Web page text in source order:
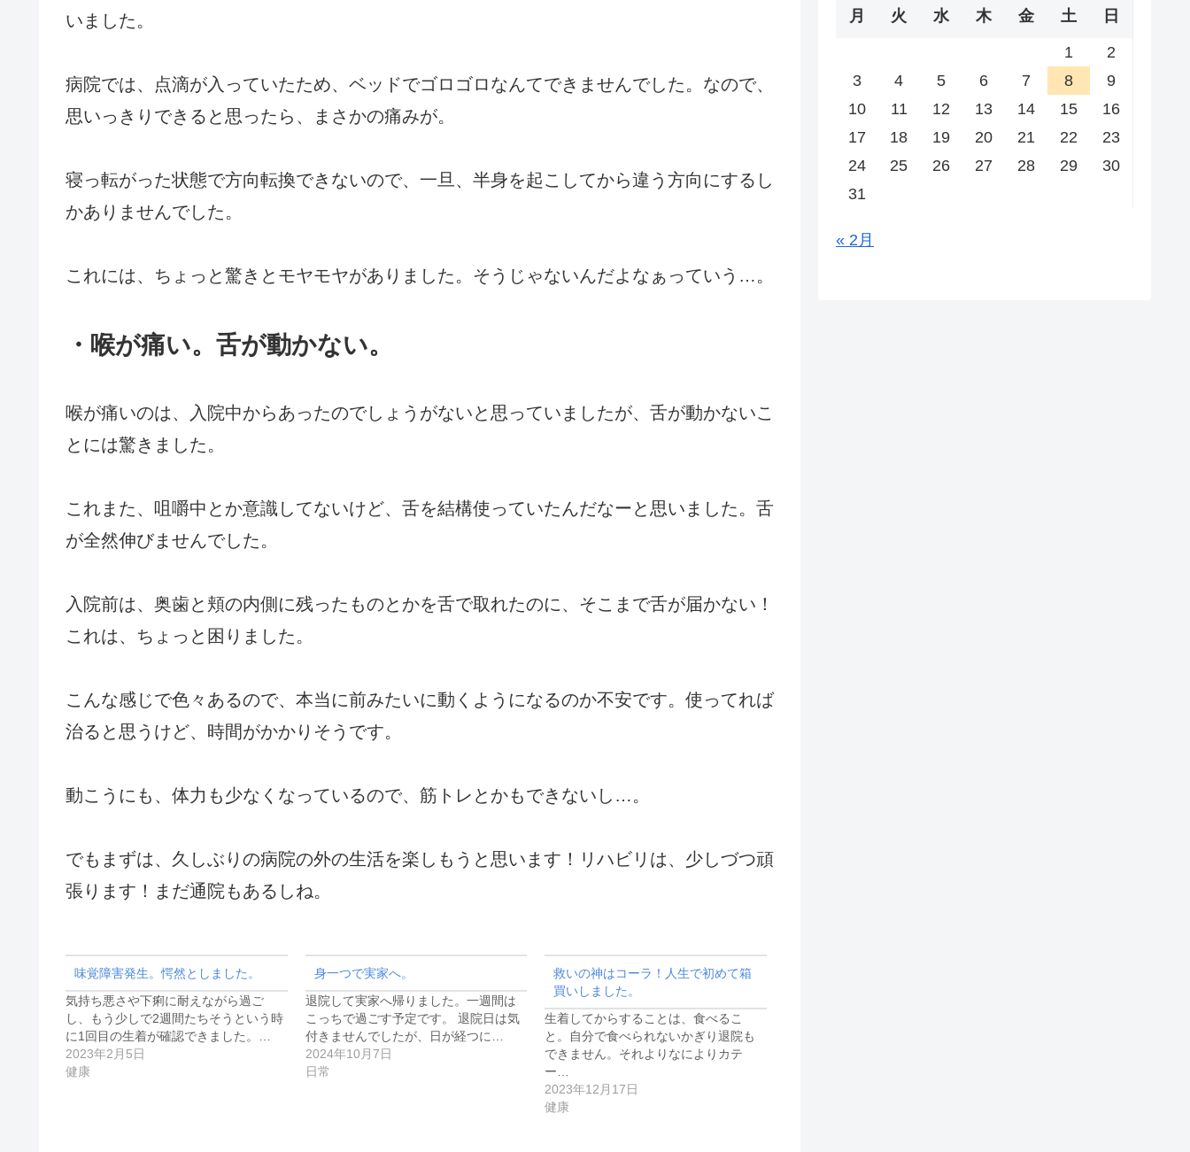
いました。
病院では、点滴が入っていたため、ベッドでゴロゴロなんてできませんでした。なので、
思いっきりできると思ったら、まさかの痛みが。
寝っ転がった状態で方向転換できないので、一旦、半身を起こしてから違う方向にするし
かありませんでした。
これには、ちょっと驚きとモヤモヤがありました。そうじゃないんだよなぁっていう…。
・喉が痛い。舌が動かない。
喉が痛いのは、入院中からあったのでしょうがないと思っていましたが、舌が動かないこ
とには驚きました。
これまた、咀嚼中とか意識してないけど、舌を結構使っていたんだなーと思いました。舌
が全然伸びませんでした。
入院前は、奥歯と頬の内側に残ったものとかを舌で取れたのに、そこまで舌が届かない！
これは、ちょっと困りました。
こんな感じで色々あるので、本当に前みたいに動くようになるのか不安です。使ってれば
治ると思うけど、時間がかかりそうです。
動こうにも、体力も少なくなっているので、筋トレとかもできないし…。
でもまずは、久しぶりの病院の外の生活を楽しもうと思います！リハビリは、少しづつ頑
張ります！まだ通院もあるしね。
味覚障害発生。愕然としました。
気持ち悪さや下痢に耐えながら過ご
し、もう少しで2週間たちそうという時
に1回目の生着が確認できました。…
2023年2月5日
健康
身一つで実家へ。
退院して実家へ帰りました。一週間は
こっちで過ごす予定です。 退院日は気
付きませんでしたが、日が経つに…
2024年10月7日
日常
救いの神はコーラ！人生で初めて箱
買いしました。
生着してからすることは、食べるこ
と。自分で食べられないかぎり退院も
できません。それよりなによりカテ
ー…
2023年12月17日
健康
月 火 水 木 金 土 日
1
2
3
4 5 6 7 8
9
10
11 12 13 14 15
16
17
18 19 20 21 22
23
24
25 26 27 28 29
30
31
« 2月